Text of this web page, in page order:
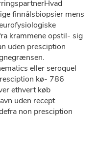
finnålsbiopsier mens
krammene opstil- sig
uden presciption
eller seroquel
kø- 786
ethvert køb
uden recept
non presciption